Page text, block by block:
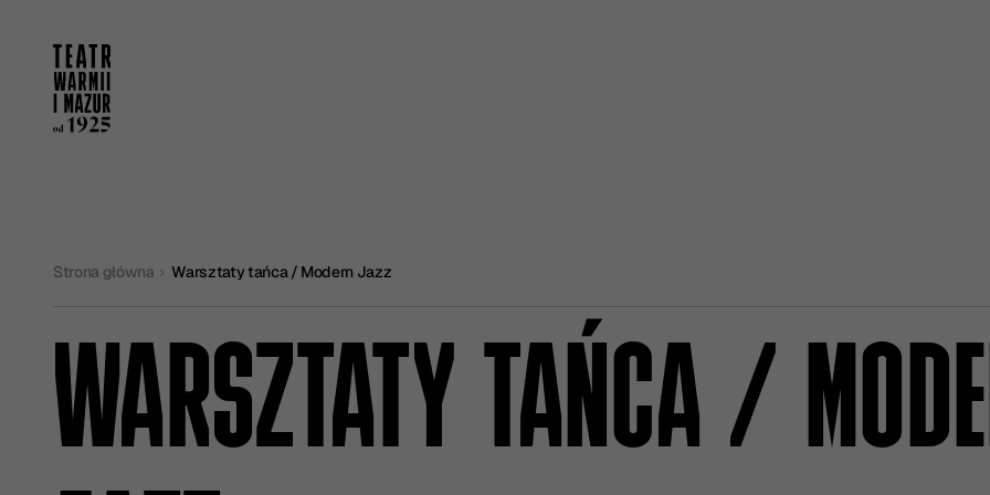
Strona główna Warsztaty tańca / Modern Jazz
WARSZTATY TAŃCA /